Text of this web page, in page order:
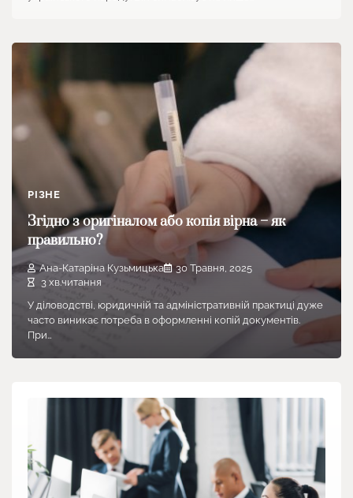
РІЗНЕ
Згідно з оригіналом або копія вірна – як
правильно?
Ана-Катаріна Кузьмицька
30 Травня, 2025
3 хв.читання
У діловодстві, юридичній та адміністративній практиці дуже
часто виникає потреба в оформленні копій документів.
При…